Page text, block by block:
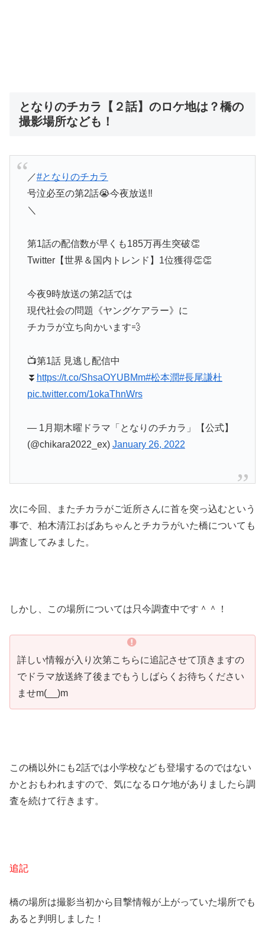
となりのチカラ【２話】のロケ地は？橋の
撮影場所なども！
／#となりのチカラ
号泣必至の第2話😭今夜放送‼️
＼
第1話の配信数が早くも185万再生突破👏
Twitter【世界＆国内トレンド】1位獲得👏👏
今夜9時放送の第2話では
現代社会の問題《ヤングケアラー》に
チカラが立ち向かいます💨
📺第1話 見逃し配信中
⏬ https://t.co/ShsaOYUBMm#松本潤#長尾謙杜
pic.twitter.com/1okaThnWrs
— 1月期木曜ドラマ「となりのチカラ」【公式】
(@chikara2022_ex) January 26, 2022
次に今回、またチカラがご近所さんに首を突っ込むという
事で、柏木清江おばあちゃんとチカラがいた橋についても
調査してみました。
しかし、この場所については只今調査中です＾＾！
詳しい情報が入り次第こちらに追記させて頂きますの
でドラマ放送終了後までもうしばらくお待ちください
ませm(__)m
この橋以外にも2話では小学校なども登場するのではない
かとおもわれますので、気になるロケ地がありましたら調
査を続けて行きます。
追記
橋の場所は撮影当初から目撃情報が上がっていた場所でも
あると判明しました！